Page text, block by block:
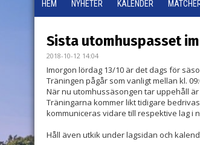
HEM NYHETER KALENDER
Sista utomhuspasset
2018-10-12 14:04
Imorgon lördag 13/10 är det dags för
Träningen pågår som vanligt mellan kl.
När nu utomhussäsongen tar uppehåll
Träningarna kommer likt tidigare
kommuniceras vidare till respektive lag i
Håll även utkik under lagsidan och